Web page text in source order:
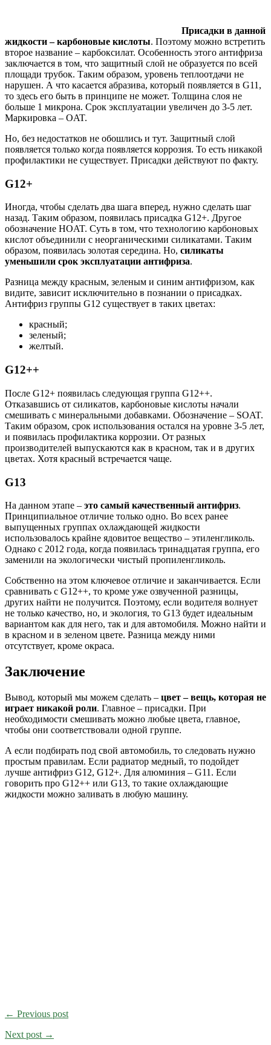
Присадки в данной
жидкости – карбоновые кислоты. Поэтому можно встретить
второе название – карбоксилат. Особенность этого антифриза
заключается в том, что защитный слой не образуется по всей
площади трубок. Таким образом, уровень теплоотдачи не
нарушен. А что касается абразива, который появляется в G11,
то здесь его быть в принципе не может. Толщина слоя не
больше 1 микрона. Срок эксплуатации увеличен до 3-5 лет.
Маркировка – OAT.
Но, без недостатков не обошлись и тут. Защитный слой
появляется только когда появляется коррозия. То есть никакой
профилактики не существует. Присадки действуют по факту.
G12+
Иногда, чтобы сделать два шага вперед, нужно сделать шаг
назад. Таким образом, появилась присадка G12+. Другое
обозначение HOAT. Суть в том, что технологию карбоновых
кислот объединили с неорганическими силикатами. Таким
образом, появилась золотая середина. Но, силикаты
уменьшили срок эксплуатации антифриза.
Разница между красным, зеленым и синим антифризом, как
видите, зависит исключительно в познании о присадках.
Антифриз группы G12 существует в таких цветах:
красный;
зеленый;
желтый.
G12++
После G12+ появилась следующая группа G12++.
Отказавшись от силикатов, карбоновые кислоты начали
смешивать с минеральными добавками. Обозначение – SOAT.
Таким образом, срок использования остался на уровне 3-5 лет,
и появилась профилактика коррозии. От разных
производителей выпускаются как в красном, так и в других
цветах. Хотя красный встречается чаще.
G13
На данном этапе – это самый качественный антифриз.
Принципиальное отличие только одно. Во всех ранее
выпущенных группах охлаждающей жидкости
использовалось крайне ядовитое вещество – этиленгликоль.
Однако с 2012 года, когда появилась тринадцатая группа, его
заменили на экологически чистый пропиленгликоль.
Собственно на этом ключевое отличие и заканчивается. Если
сравнивать с G12++, то кроме уже озвученной разницы,
других найти не получится. Поэтому, если водителя волнует
не только качество, но, и экология, то G13 будет идеальным
вариантом как для него, так и для автомобиля. Можно найти и
в красном и в зеленом цвете. Разница между ними
отсутствует, кроме окраса.
Заключение
Вывод, который мы можем сделать – цвет – вещь, которая не
играет никакой роли. Главное – присадки. При
необходимости смешивать можно любые цвета, главное,
чтобы они соответствовали одной группе.
А если подбирать под свой автомобиль, то следовать нужно
простым правилам. Если радиатор медный, то подойдет
лучше антифриз G12, G12+. Для алюминия – G11. Если
говорить про G12++ или G13, то такие охлаждающие
жидкости можно заливать в любую машину.
← Previous post
Next post →